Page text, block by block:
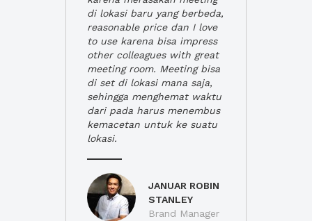
di lokasi baru yang berbeda,
reasonable price dan I love
to use karena bisa impress
other colleagues with great
meeting room. Meeting bisa
di set di lokasi mana saja,
sehingga menghemat waktu
dari pada harus menembus
kemacetan untuk ke suatu
lokasi.
JANUAR ROBIN
STANLEY
Brand Manager